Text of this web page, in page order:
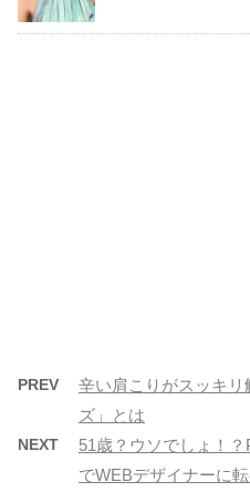
PREV
辛い肩こりがスッキ
ズ」とは
NEXT
51歳？ウソでしょ！
でWEBデザイナーに